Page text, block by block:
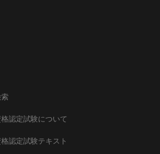
認定試験について
認定試験テキスト